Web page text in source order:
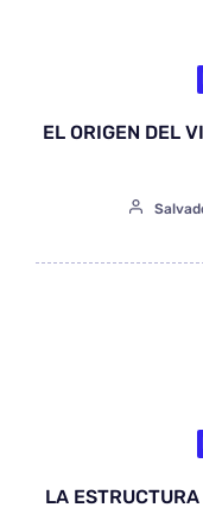
EL ORIGEN DEL
LA